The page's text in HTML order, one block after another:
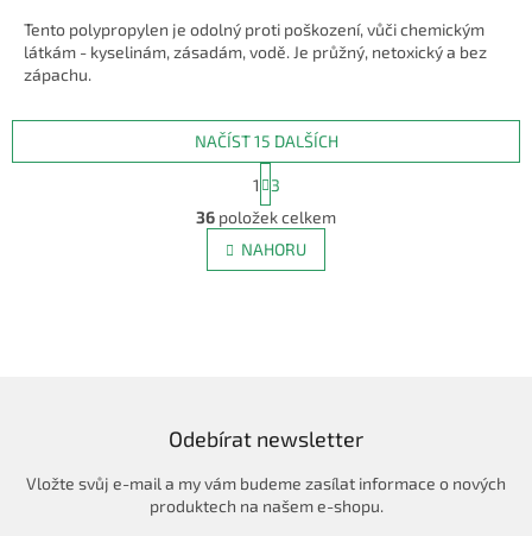
Tento polypropylen je odolný proti poškození, vůči chemickým
látkám - kyselinám, zásadám, vodě. Je průžný, netoxický a bez
zápachu.
O
v
l
á
v
k
y
v
ý
NAČÍST 15 DALŠÍCH
t
r
á
n
k
1
3
36 položek celkem
NAHORU
Odebírat newsletter
Vložte svůj e-mail a my vám budeme zasílat informace o nových
produktech na našem e-shopu.